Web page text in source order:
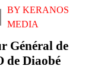
BYKERANOS
MEDIA
Général de
de Diaobé